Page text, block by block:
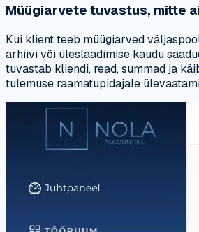
Müügiarvete tuvastus, mitte
Kui klient teeb müügiarved
arhiivi või üleslaadimise kaudu
tuvastab kliendi, read, summad ja
tulemuse raamatupidajale